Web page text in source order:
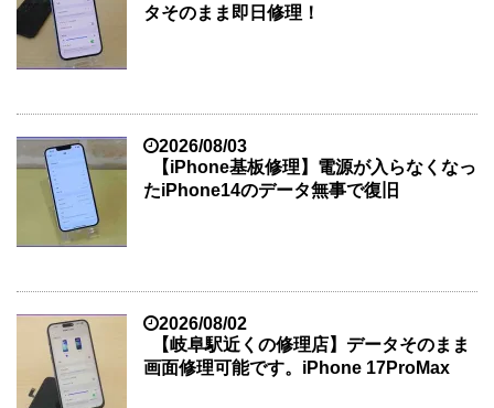
タそのまま即日修理！
2026/08/03
【iPhone基板修理】電源が入らなくなっ
たiPhone14のデータ無事で復旧
2026/08/02
【岐阜駅近くの修理店】データそのまま
画面修理可能です。iPhone 17ProMax